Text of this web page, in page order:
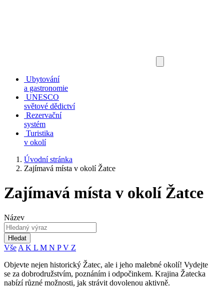
Ubytování
a gastronomie
UNESCO
světové dědictví
Rezervační
systém
Turistika
v okolí
Úvodní stránka
Zajímavá místa v okolí Žatce
Zajímavá místa v okolí Žatce
Název
Hledat
Vše A K L M N PV Z
Objevte nejen historický Žatec, ale i jeho malebné okolí! Vydejte
se za dobrodružstvím, poznáním i odpočinkem. Krajina Žatecka
nabízí různé možnosti, jak strávit dovolenou aktivně.